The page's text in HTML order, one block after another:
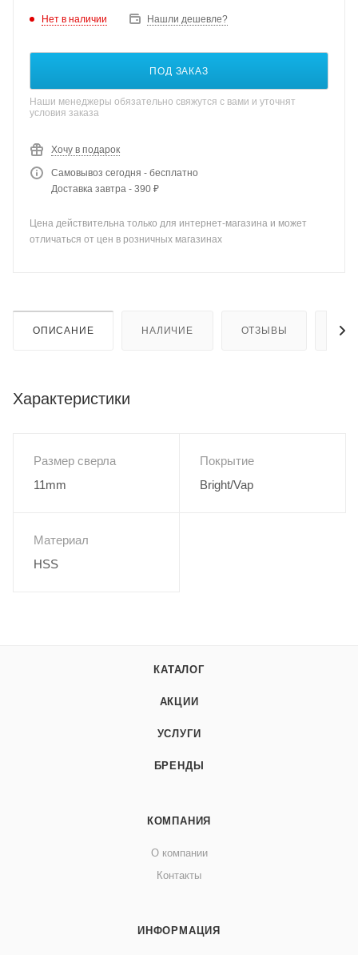
Нет в наличии Нашли дешевле?
ПОД ЗАКАЗ
Наши менеджеры обязательно свяжутся с вами и уточнят
условия заказа
Хочу в подарок
Самовывоз сегодня - бесплатно
Доставка завтра - 390 ₽
Цена действительна только для интернет-магазина и может
отличаться от цен в розничных магазинах
ОПИСАНИЕ НАЛИЧИЕ ОТЗЫВЫ
Характеристики
Размер сверла
11mm
Покрытие
Bright/Vap
Материал
HSS
КАТАЛОГ
АКЦИИ
УСЛУГИ
БРЕНДЫ
КОМПАНИЯ
О компании
Контакты
ИНФОРМАЦИЯ